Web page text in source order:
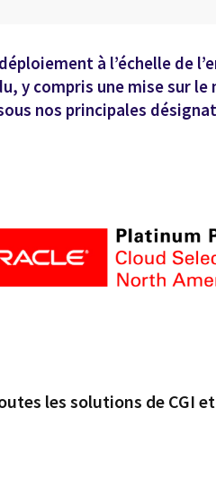
à l’échelle de
compris une mise sur
nos principales
les solutions de CGI et